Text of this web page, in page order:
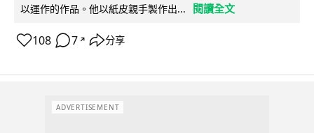
以運作的作品。他以紙皮親手製作出...
閱讀全文
108 7 ↗ 分享
ADVERTISEMENT